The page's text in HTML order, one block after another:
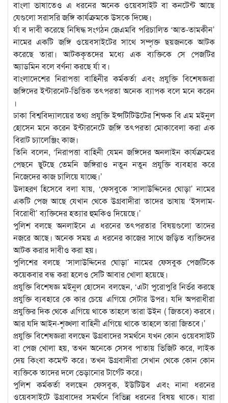
বাংলা ভাষাতেও এ ধরনের অনেক ওয়েবসাইট বা কনটেন্ট আছে
যেগুলো সরাসরি জঙ্গি কার্যক্রমকে উসকে দিচ্ছে।
র্যা ব দাবী করেছে নিষিদ্ধ সংগঠন জেএমবি পরিচালিত ‘আত-তামকীন’
নামের একটি জঙ্গি ওয়েবসাইটের সাথে সম্পৃক্ত ছয়জনকে আটক
করেছে তারা। আটককৃতদের মধ্যে এক ব্যক্তিকে সে পেজটির
অ্যাডমিন বলে বর্ণনা করছে র্যা ব।
বাংলাদেশের নিরাপত্তা বাহিনীর কর্মকর্তা এবং প্রযুক্তি বিশেষজ্ঞরা
জঙ্গিদের ইন্টারনেট-ভিত্তিক তৎপরতা অনেক ব্যাপক বলে মনে করেন
।
ঢাকা বিশ্ববিদ্যালয়ের তথ্য প্রযুক্তি ইন্সটিটিউটের শিক্ষক বি এম মইনুল
হোসেন মনে করেন ইন্টারনেটে জঙ্গি তৎপরতা মোকাবেলা করা এক
বিরাট চ্যালেঞ্জিং কাজ।
তিনি বলেন, ‘নিরাপত্তা বাহিনী যেমন জঙ্গিদের অনলাইন কার্যক্রমের
পেছনে ছুটছে তেমনি জঙ্গিরাও নতুন নতুন প্রযুক্তি ব্যবহার করে
নিজেদের কাজ চালিয়ে যাচ্ছে।’
উদাহরণ হিসেবে বলা যায়, ‘ফেসবুকে ‘সালাউদ্দিনের ঘোড়া’ নামের
একটি পেজ আছে যেখান থেকে উগ্রবাদীরা তাদের ভাষায় ‘ইসলাম-
বিরোধী’ ব্যক্তিদের হত্যার হুমকিও দিয়েছে।’
পুলিশ বলছে অনলাইনে এ ধরনের তৎপরতার বিষয়গুলো তাদের
নজরে আছে। অনেক সময় এ ধরনের কাজের সাথে জড়িত ব্যক্তিদের
আটক করার দাবীও করা হয়।
পুলিশের বলছে ‘সালাউদ্দিনের ঘোড়া’ নামের ফেসবুক পেজটিকে
কয়েকবার বন্ধ করা হলেও সেটি আবার খোলা হয়েছে।
প্রযুক্তি বিশেষজ্ঞ মইনুল হোসেন বলছেন, ‘এটা পুরোপুরি নির্ভর করছে
প্রযুক্তি ব্যবহারে কে কার চেয়ে এগিয়ে সেটার উপর। যদি অপরাধীরা
প্রযুক্তির দিক থেকে এগিয়ে থাকে তাহলে তারা উইন ( জিতবে) করবে।
আর যদি আইন-শৃঙ্খলা বাহিনী এগিয়ে থাকে তাহলে তারা জিতবে।’
প্রযুক্তি বিশেষজ্ঞরা বলছেন উগ্রবাদের সমর্থনে যখন কোন ওয়েবসাইট
বা পেজ খোলা হয়, তখন অনেকে সেসব পাতায় ভিজিট করে, লাইক
দেয় কিংবা কমেন্ট করে। তখন উগ্রবাদীরা সেখান থেকে কোন কোন
ব্যক্তিকে তাদের দলে ভেড়ানোর টার্গেট করে।
পুলিশ কর্মকর্তা বলছেন ফেসবুক, ইউটিউব এবং নানা ধরনের
ওয়েবসাইটে উগ্রবাদের সমর্থনে বিভিন্ন ধরনের বিষয় থাকে। যারা